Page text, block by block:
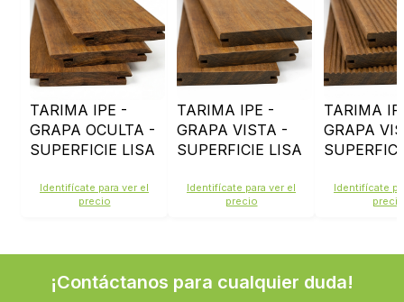
TARIMA IPE -
GRAPA OCULTA -
SUPERFICIE LISA
Identifícate para ver el
precio
TARIMA IPE -
GRAPA VISTA -
SUPERFICIE LISA
Identifícate para ver el
precio
TARIMA
GRAPA
Identifícate
precio
¡Contáctanos para cualquier duda!